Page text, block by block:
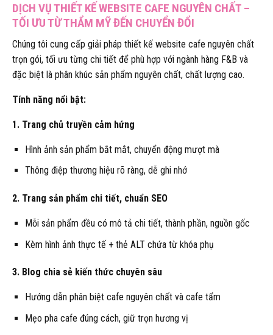
DỊCH VỤ THIẾT KẾ WEBSITE CAFE NGUYÊN CHẤT –
TỐI ƯU TỪ THẨM MỸ ĐẾN CHUYỂN ĐỔI
Chúng tôi cung cấp giải pháp thiết kế website cafe nguyên chất
trọn gói, tối ưu từng chi tiết để phù hợp với ngành hàng F&B và
đặc biệt là phân khúc sản phẩm nguyên chất, chất lượng cao.
Tính năng nổi bật:
1. Trang chủ truyền cảm hứng
Hình ảnh sản phẩm bắt mắt, chuyển động mượt mà
Thông điệp thương hiệu rõ ràng, dễ ghi nhớ
2. Trang sản phẩm chi tiết, chuẩn SEO
Mỗi sản phẩm đều có mô tả chi tiết, thành phần, nguồn gốc
Kèm hình ảnh thực tế + thẻ ALT chứa từ khóa phụ
3. Blog chia sẻ kiến thức chuyên sâu
Hướng dẫn phân biệt cafe nguyên chất và cafe tẩm
Mẹo pha cafe đúng cách, giữ trọn hương vị